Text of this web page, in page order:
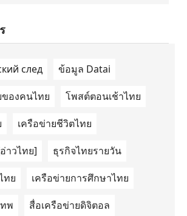
след ข้อมูล Datai
องคนไทย โพสต์ตอนเช้าไทย
เครือข่ายชีวิตไทย
าวไทย] ธุรกิจไทยรายวัน
ทย เครือข่ายการศึกษาไทย
ทพ สื่อเครือข่ายดิจิตอล